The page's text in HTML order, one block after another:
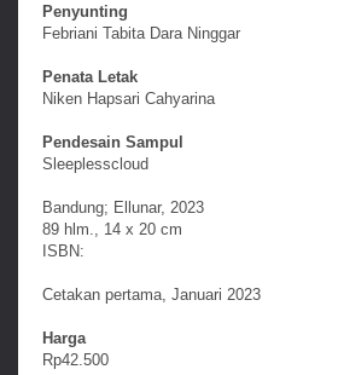
Penyunting
Febriani Tabita Dara Ninggar
Penata Letak
Niken Hapsari Cahyarina
Pendesain Sampul
Sleeplesscloud
Bandung; Ellunar, 2023
89 hlm., 14 x 20 cm
ISBN:
Cetakan pertama, Januari 2023
Harga
Rp42.500